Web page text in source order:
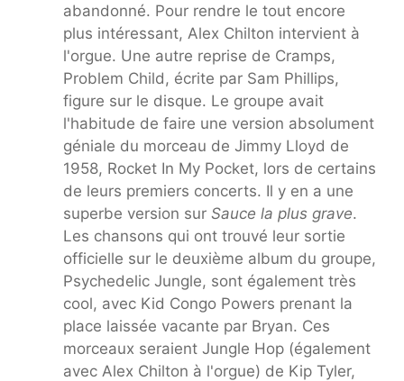
abandonné. Pour rendre le tout encore
plus intéressant, Alex Chilton intervient à
l'orgue. Une autre reprise de Cramps,
Problem Child, écrite par Sam Phillips,
figure sur le disque. Le groupe avait
l'habitude de faire une version absolument
géniale du morceau de Jimmy Lloyd de
1958, Rocket In My Pocket, lors de certains
de leurs premiers concerts. Il y en a une
superbe version sur Sauce la plus grave.
Les chansons qui ont trouvé leur sortie
officielle sur le deuxième album du groupe,
Psychedelic Jungle, sont également très
cool, avec Kid Congo Powers prenant la
place laissée vacante par Bryan. Ces
morceaux seraient Jungle Hop (également
avec Alex Chilton à l'orgue) de Kip Tyler,